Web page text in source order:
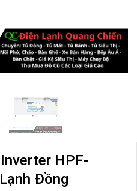
HPF-
Đồng